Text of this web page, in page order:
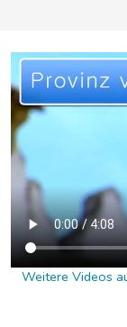
Weitere Videos